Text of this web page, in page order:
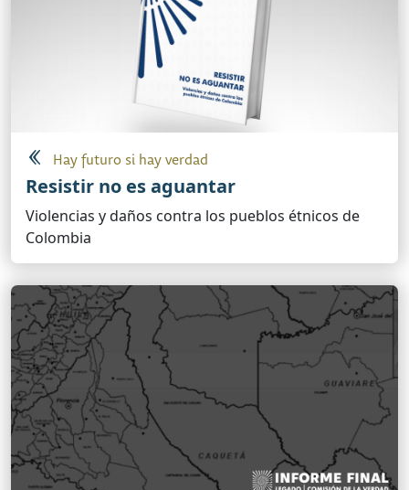
Hay futuro si hay verdad
Resistir no es aguantar
Violencias y daños contra los pueblos étnicos de
Colombia